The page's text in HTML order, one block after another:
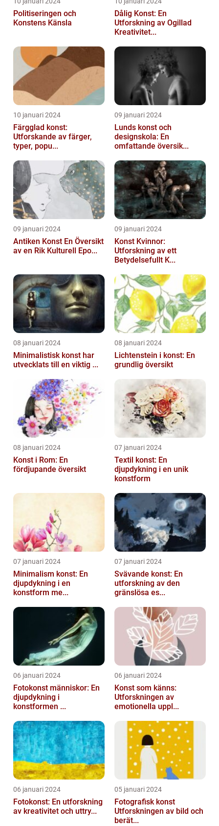
Politiseringen och
Konstens Känsla
Dålig Konst: En
Utforskning av Ogillad
Kreativitet...
10 januari 2024
Färgglad konst:
Utforskande av färger,
typer, popu...
09 januari 2024
Lunds konst och
designskola: En
omfattande översik...
09 januari 2024
Antiken Konst En Översikt
av en Rik Kulturell Epo...
09 januari 2024
Konst Kvinnor:
Utforskning av ett
Betydelsefullt K...
08 januari 2024
Minimalistisk konst har
utvecklats till en viktig ...
08 januari 2024
Lichtenstein i konst: En
grundlig översikt
08 januari 2024
Konst i Rom: En
fördjupande översikt
07 januari 2024
Textil konst: En
djupdykning i en unik
konstform
07 januari 2024
Minimalism konst: En
djupdykning i en
konstform me...
07 januari 2024
Svävande konst: En
utforskning av den
gränslösa es...
06 januari 2024
Fotokonst människor: En
djupdykning i
konstformen ...
06 januari 2024
Konst som känns:
Utforskningen av
emotionella uppl...
06 januari 2024
Fotokonst: En utforskning
av kreativitet och uttry...
05 januari 2024
Fotografisk konst
Utforskningen av bild och
berät...